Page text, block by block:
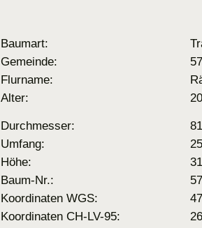
Baumart:
Gemeinde:
Flurname:
Alter:
Durchmesser:
Umfang:
Höhe:
Baum-Nr.:
Koordinaten WGS:
Koordinaten CH-LV-95: